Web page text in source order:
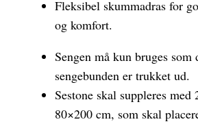
Fleksibel skummadras for
og komfort.
Sengen må kun bruges som
sengebunden er trukket ud.
Sestone skal suppleres med
80×200 cm, som skal